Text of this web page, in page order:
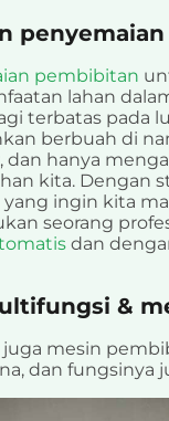
penyemaian
pembibitan
lahan
terbatas pada
berbuah di
hanya
kita. Dengan
ingin kita
seorang
dan
&
mesin
dan fungsinya